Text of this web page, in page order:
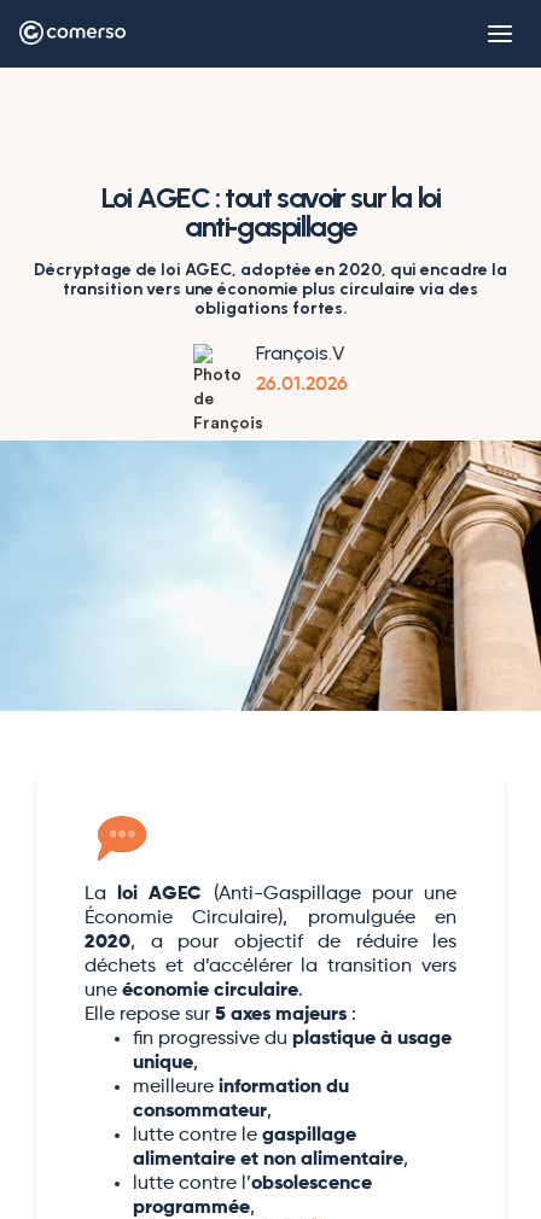
Loi AGEC : tout savoir sur la loi
anti‑gaspillage
Décryptage de loi AGEC, adoptée en 2020, qui encadre la
transition vers une économie plus circulaire via des
obligations fortes.
François.V
26.01.2026
La loi AGEC (Anti-Gaspillage pour une
Économie Circulaire), promulguée en
2020, a pour objectif de réduire les
déchets et d’accélérer la transition vers
une économie circulaire.
Elle repose sur 5 axes majeurs :
fin progressive du plastique à usage
unique,
meilleure information du
consommateur,
lutte contre le gaspillage
alimentaire et non alimentaire,
lutte contre l’obsolescence
programmée,